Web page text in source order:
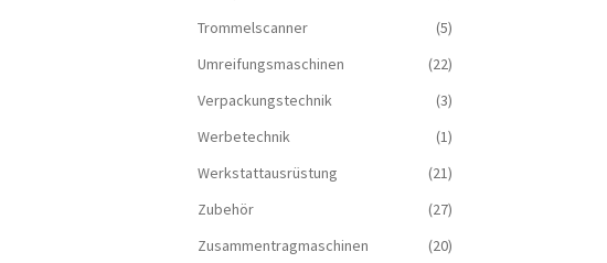
Trommelscanner
(5)
Umreifungsmaschinen
(22)
Verpackungstechnik
(3)
Werbetechnik
(1)
Werkstattausrüstung
(21)
Zubehör
(27)
Zusammentragmaschinen
(20)